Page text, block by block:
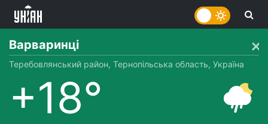
Варваринці
Теребовлянський район, Тернопільська область, Україна
+18°